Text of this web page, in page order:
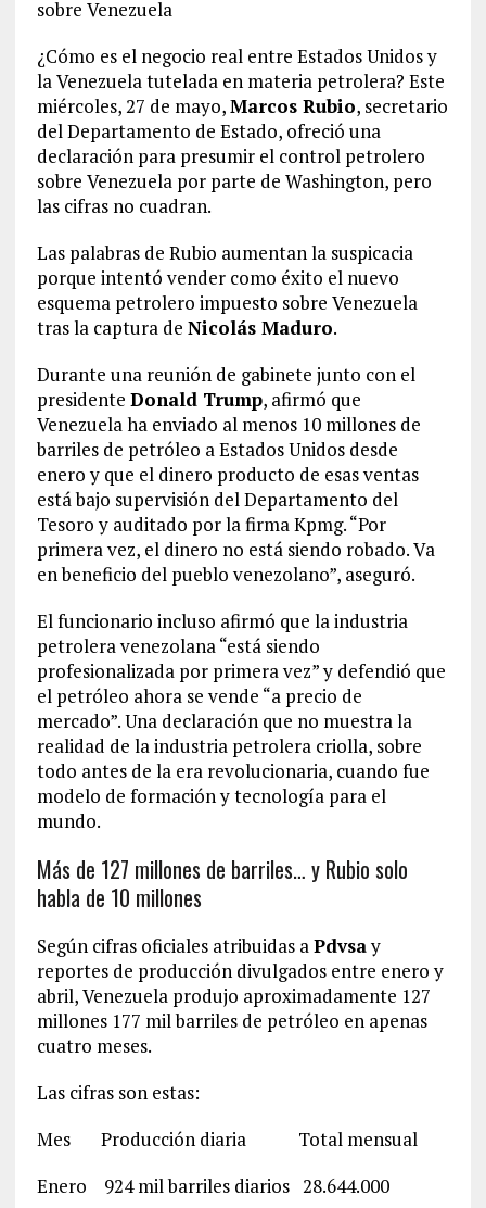
sobre Venezuela
¿Cómo es el negocio real entre Estados Unidos y
la Venezuela tutelada en materia petrolera? Este
miércoles, 27 de mayo,Marcos Rubio, secretario
del Departamento de Estado, ofreció una
declaración para presumir el control petrolero
sobre Venezuela por parte de Washington, pero
las cifras no cuadran.
Las palabras de Rubio aumentan la suspicacia
porque intentó vender como éxito el nuevo
esquema petrolero impuesto sobre Venezuela
tras la captura de Nicolás Maduro.
Durante una reunión de gabinete junto con el
presidente Donald Trump, afirmó que
Venezuela ha enviado al menos 10 millones de
barriles de petróleo a Estados Unidos desde
enero y que el dinero producto de esas ventas
está bajo supervisión del Departamento del
Tesoro y auditado por la firma Kpmg. “Por
primera vez, el dinero no está siendo robado. Va
en beneficio del pueblo venezolano”, aseguró.
El funcionario incluso afirmó que la industria
petrolera venezolana “está siendo
profesionalizada por primera vez” y defendió que
el petróleo ahora se vende “a precio de
mercado”. Una declaración que no muestra la
realidad de la industria petrolera criolla, sobre
todo antes de la era revolucionaria, cuando fue
modelo de formación y tecnología para el
mundo.
Más de 127 millones de barriles… y Rubio solo
habla de 10 millones
Según cifras oficiales atribuidas aPdvsay
reportes de producción divulgados entre enero y
abril, Venezuela produjo aproximadamente 127
millones 177 mil barriles de petróleo en apenas
cuatro meses.
Las cifras son estas:
Mes Producción diaria Total mensual
Enero 924 mil barriles diarios 28.644.000